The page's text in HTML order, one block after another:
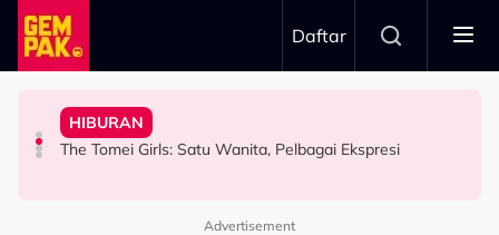
Skip to main content
Daftar
“Jangan Meroyan,Merentan...” - Ammar Alfian Pertahan
Aliff Aziz, Minta Netizen Berhenti Menghukum
HIBURAN
The Tomei Girls: Satu Wanita, Pelbagai Ekspresi
“Mungkin Rupa Saya Sesuai…” – Dipuji Tampan, Aliff
Aziz Anggap M. Nasir Sekadar Bergurau
Iqbal Tolak Tawaran Gimik Bercinta Dengan Artis Cantik
& Popular - “Saya Tak Mahu Main Perasaan Orang
Advertisement